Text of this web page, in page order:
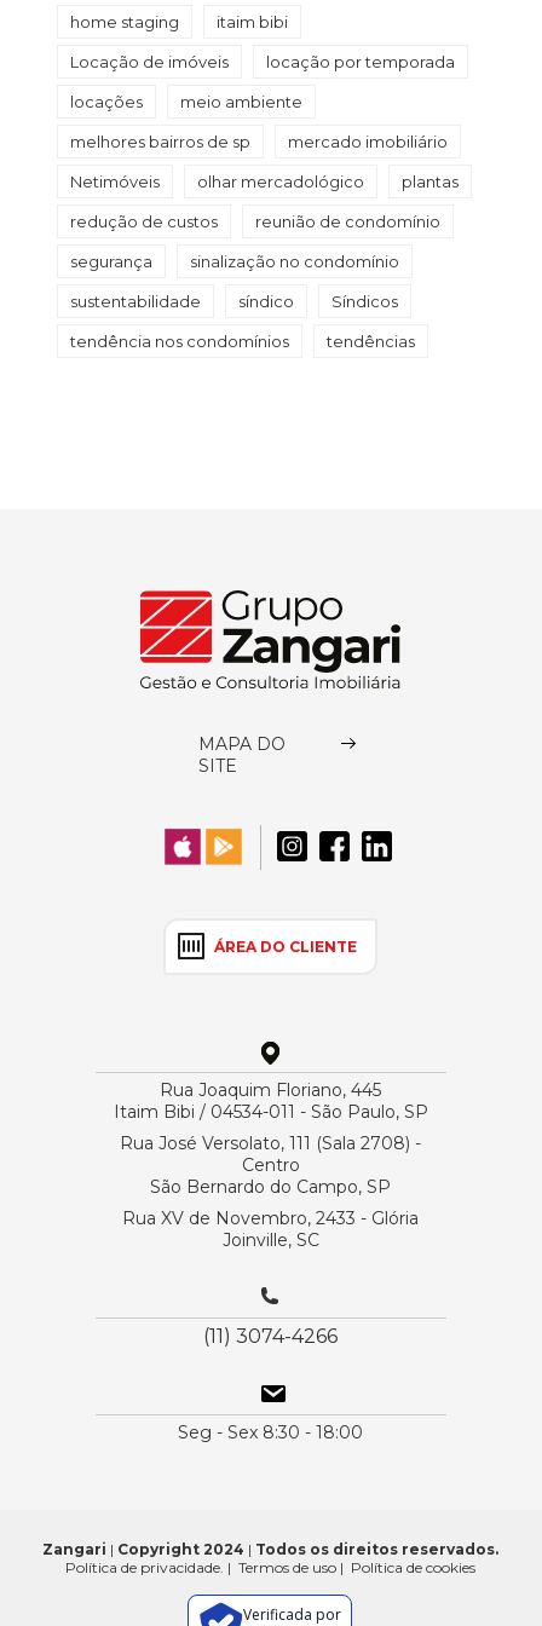
home staging itaim bibi
Locação de imóveis locação por temporada
locações meio ambiente
melhores bairros de sp mercado imobiliário
Netimóveis olhar mercadológico plantas
redução de custos reunião de condomínio
segurança sinalização no condomínio
sustentabilidade síndico Síndicos
tendência nos condomínios tendências
MAPA DO
SITE
ÁREA DO CLIENTE
Rua Joaquim Floriano, 445
Itaim Bibi / 04534-011 - São Paulo, SP
Rua José Versolato, 111 (Sala 2708) -
Centro
São Bernardo do Campo, SP
Rua XV de Novembro, 2433 - Glória
Joinville, SC
(11) 3074-4266
Seg - Sex 8:30 - 18:00
Zangari | Copyright 2024 | Todos os direitos reservados.
Política de privacidade. |Termos de uso | Política de cookies
Verificada por